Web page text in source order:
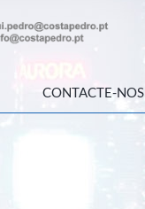
CONTACTE-NOS